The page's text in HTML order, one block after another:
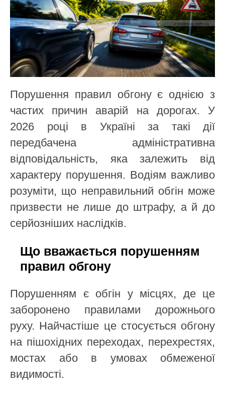
Порушення правил обгону є однією з
частих причин аварій на дорогах. У
2026 році в Україні за такі дії
передбачена адміністративна
відповідальність, яка залежить від
характеру порушення. Водіям важливо
розуміти, що неправильний обгін може
призвести не лише до штрафу, а й до
серйозніших наслідків.
Що вважається порушенням
правил обгону
Порушенням є обгін у місцях, де це
заборонено правилами дорожнього
руху. Найчастіше це стосується обгону
на пішохідних переходах, перехрестях,
мостах або в умовах обмеженої
видимості.